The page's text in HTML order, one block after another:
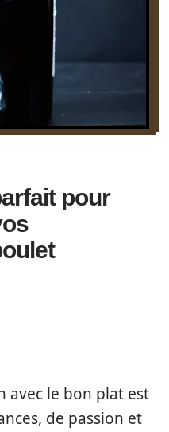
pour
avec le bon plat est
de passion et